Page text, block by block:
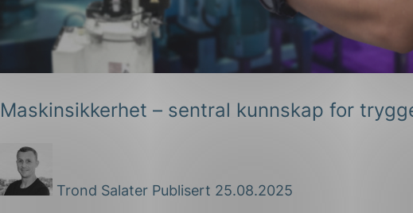
Forsvar og beredskap
Industri og automatisering
Maritime elinstallasjoner
Samferdsel
Norsk English
Maskinsikkerhet – sentral kunnskap for
Trond Salater Publisert 25.08.2025